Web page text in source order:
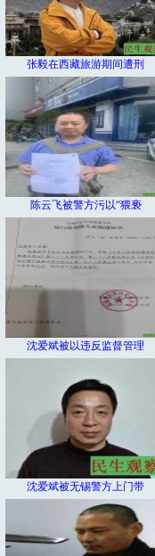
张毅在西藏旅游期间遭刑
陈云飞被警方污以“猥亵
沈爱斌被以违反监督管理
沈爱斌被无锡警方上门带